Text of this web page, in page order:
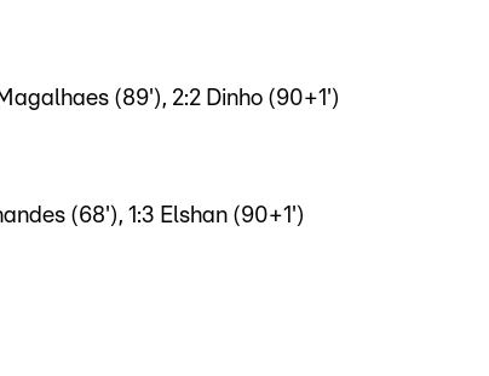
(89'), 2:2 Dinho (90+1')
(68'), 1:3 Elshan (90+1')